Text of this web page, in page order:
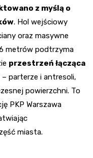
z myślą o
. Hol wejściowy
oraz masywne
metrów podtrzyma
przestrzeń łącząca
– parterze i antresoli,
powierzchni. To
PKP Warszawa
miasta.